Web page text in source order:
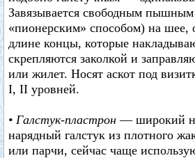
Завязывается свободным
«пионерским» способом) на шее,
длине концы, которые
скрепляются заколкой и
или жилет. Носят аскот под
I, II уровней.
• Галстук-пластрон — широкий
нарядный галстук из плотного
или парчи, сейчас чаще